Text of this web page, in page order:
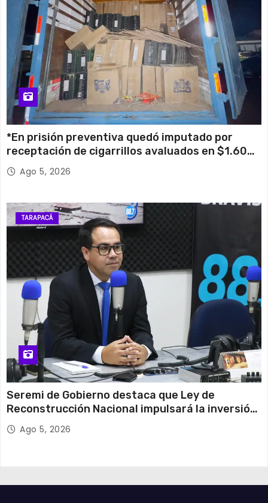
*En prisión preventiva quedó imputado por
receptación de cigarrillos avaluados en $1.600
millones*
Ago 5, 2026
TARAPACÁ
Seremi de Gobierno destaca que Ley de
Reconstrucción Nacional impulsará la inversión
y el empleo en Tarapacá
Ago 5, 2026